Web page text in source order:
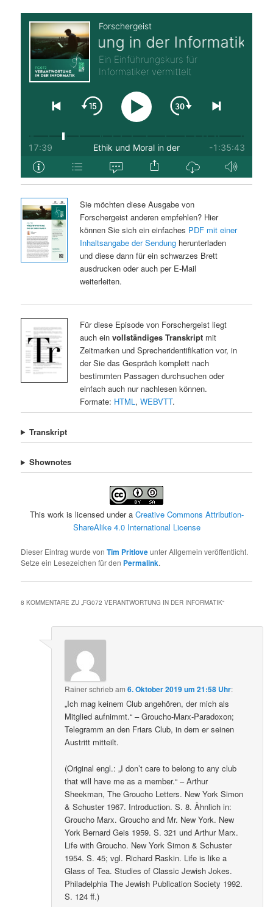
Sie möchten diese Ausgabe von
Forschergeist anderen empfehlen? Hier
können Sie sich ein einfaches PDF mit einer
Inhaltsangabe der Sendungherunterladen
und diese dann für ein schwarzes Brett
ausdrucken oder auch per E-Mail
weiterleiten.
Für diese Episode von Forschergeist liegt
auch ein vollständiges Transkriptmit
Zeitmarken und Sprecheridentifikation vor, in
der Sie das Gespräch komplett nach
bestimmten Passagen durchsuchen oder
einfach auch nur nachlesen können.
Formate: HTML, WEBVTT.
Transkript
Shownotes
This work is licensed under a Creative Commons Attribution-
ShareAlike 4.0 International License
Dieser Eintrag wurde vonTim Pritloveunter Allgemein veröffentlicht.
Setze ein Lesezeichen für den Permalink.
8 KOMMENTARE ZU „FG072 VERANTWORTUNG IN DER INFORMATIK“
Rainerschriebam6. Oktober 2019 um 21:58 Uhr:
„Ich mag keinem Club angehören, der mich als
Mitglied aufnimmt.“ – Groucho-Marx-Paradoxon;
Telegramm an den Friars Club, in dem er seinen
Austritt mitteilt.
(Original engl.: „I don’t care to belong to any club
that will have me as a member.“ – Arthur
Sheekman, The Groucho Letters. New York Simon
& Schuster 1967. Introduction. S. 8. Ähnlich in:
Groucho Marx. Groucho and Mr. New York. New
York Bernard Geis 1959. S. 321 und Arthur Marx.
Life with Groucho. New York Simon & Schuster
1954. S. 45; vgl. Richard Raskin. Life is like a
Glass of Tea. Studies of Classic Jewish Jokes.
Philadelphia The Jewish Publication Society 1992.
S. 124 ff.)